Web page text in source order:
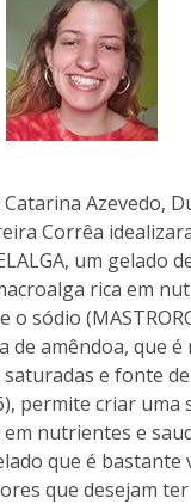
Azevedo,
Corrêa
um gelado
rica em
o sódio
de amêndoa, que
e fonte
permite criar uma
nutrientes e
que é
que desejam